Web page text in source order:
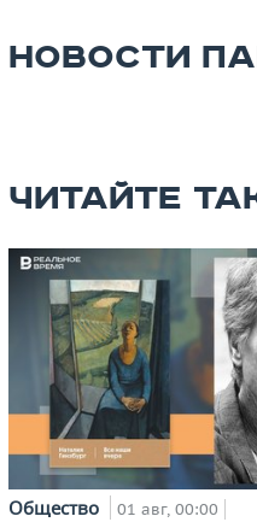
НОВОСТИ
ЧИТАЙТЕ
Общество 01 авг, 00:00